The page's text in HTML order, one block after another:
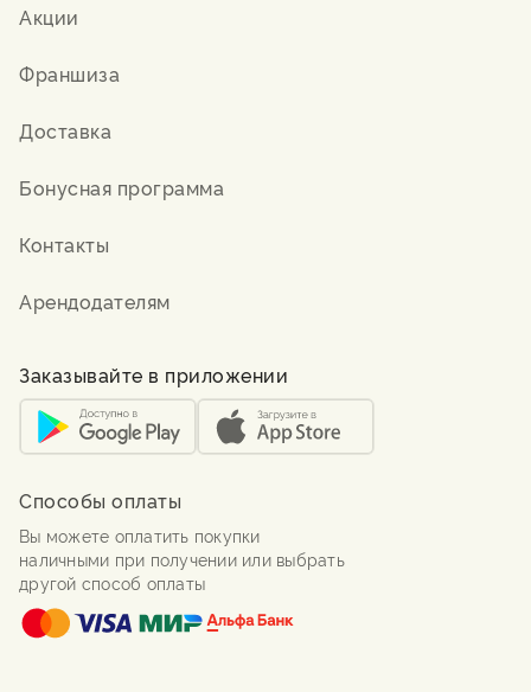
Акции
Франшиза
Доставка
Бонусная программа
Контакты
Арендодателям
Заказывайте в приложении
Способы оплаты
Вы можете оплатить покупки
наличными при получении или выбрать
другой способ оплаты